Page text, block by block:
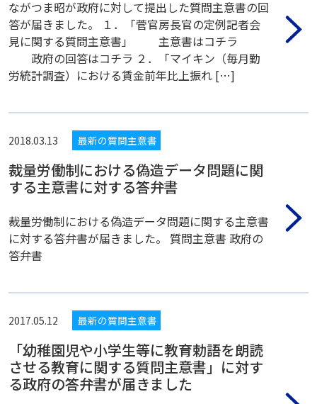
ながつま昭が政府に対して提出した質問主意書の回
答が届きました。 １．「菅官房長官の定例記者会
見に関する質問主意書」 主意書はコチラ
政府の回答はコチラ ２．「マイキン（毎月勤
労統計調査）における賃金前年比上振れ […]
2018.03.13 最新の質問主意書
裁量労働制における偽造データ問題に関
する主意書に対する答弁書
裁量労働制における偽造データ問題に関する主意書
に対する答弁書が届きました。 質問主意書 政府の
答弁書
2017.05.12 最新の質問主意書
「幼稚園児や小学生等に教育勅語を朗読
させる教育に関する質問主意書」に対す
る政府の答弁書が届きました